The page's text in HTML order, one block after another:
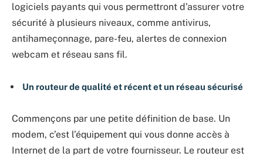
logiciels payants qui vous permettront d’assurer votre
sécurité à plusieurs niveaux, comme antivirus,
antihameçonnage, pare-feu, alertes de connexion
webcam et réseau sans fil.
Un routeur de qualité et récent et un réseau sécurisé
Commençons par une petite définition de base. Un
modem, c’est l’équipement qui vous donne accès à
Internet de la part de votre fournisseur. Le routeur est